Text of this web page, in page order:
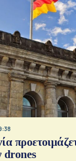
drones